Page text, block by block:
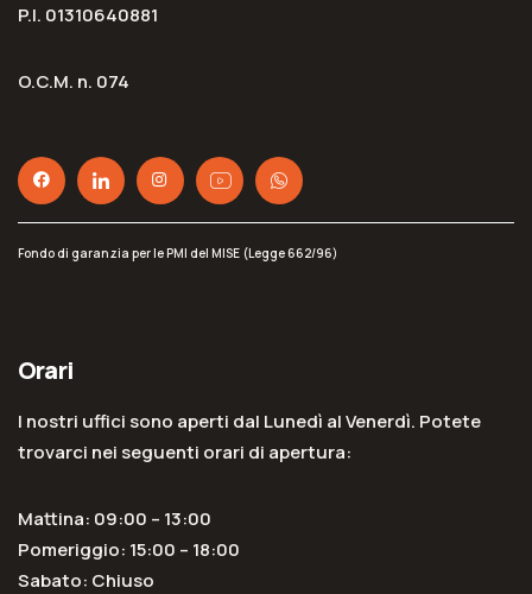
P.I. 01310640881
O.C.M. n. 074
Fondo di garanzia per le PMI del MISE (Legge 662/96)
Orari
I nostri uffici sono aperti dal Lunedì al Venerdì. Potete
trovarci nei seguenti orari di apertura:
Mattina: 09:00 – 13:00
Pomeriggio: 15:00 – 18:00
Sabato: Chiuso